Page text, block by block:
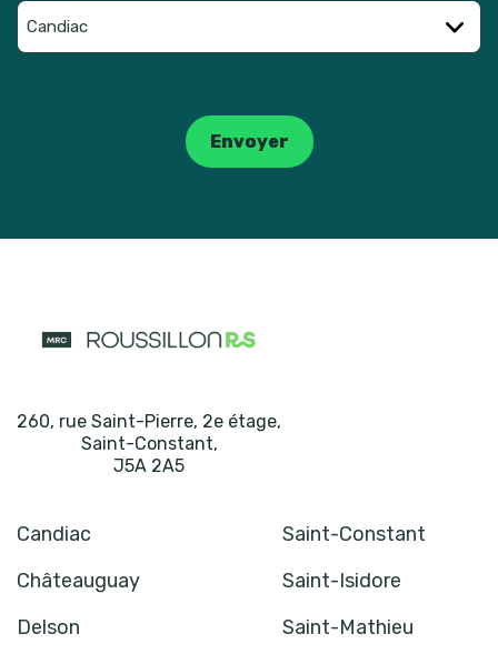
Envoyer
260, rue Saint-Pierre, 2e étage,
Saint-Constant,
J5A 2A5
Candiac
Saint-Constant
Châteauguay
Saint-Isidore
Delson
Saint-Mathieu